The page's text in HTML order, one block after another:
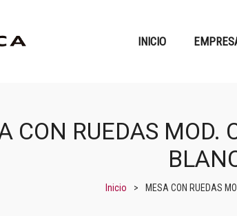
INICIO
CON RUEDAS MOD.
Inicio > MESA CON RUEDAS